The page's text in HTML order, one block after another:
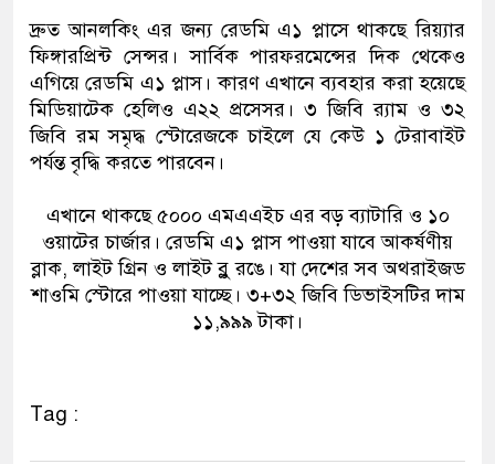
দ্রুত আনলকিং এর জন্য রেডমি এ১ প্লাসে থাকছে রিয়্যার
ফিঙ্গারপ্রিন্ট সেন্সর। সার্বিক পারফরমেন্সের দিক থেকেও
এগিয়ে রেডমি এ১ প্লাস। কারণ এখানে ব্যবহার করা হয়েছে
মিডিয়াটেক হেলিও এ২২ প্রসেসর। ৩ জিবি র‌্যাম ও ৩২
জিবি রম সমৃদ্ধ স্টোরেজকে চাইলে যে কেউ ১ টেরাবাইট
পর্যন্ত বৃদ্ধি করতে পারবেন।
এখানে থাকছে ৫০০০ এমএএইচ এর বড় ব্যাটারি ও ১০
ওয়াটের চার্জার। রেডমি এ১ প্লাস পাওয়া যাবে আকর্ষণীয়
ব্লাক, লাইট গ্রিন ও লাইট ব্লু রঙে। যা দেশের সব অথরাইজড
শাওমি স্টোরে পাওয়া যাচ্ছে। ৩+৩২ জিবি ডিভাইসটির দাম
১১,৯৯৯ টাকা।
Tag :